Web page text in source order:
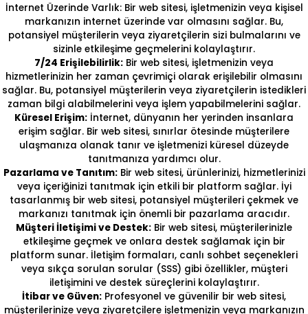
İnternet Üzerinde Varlık: Bir web sitesi, işletmenizin veya kişisel
markanızın internet üzerinde var olmasını sağlar. Bu,
potansiyel müşterilerin veya ziyaretçilerin sizi bulmalarını ve
sizinle etkileşime geçmelerini kolaylaştırır.
7/24 Erişilebilirlik: Bir web sitesi, işletmenizin veya
hizmetlerinizin her zaman çevrimiçi olarak erişilebilir olmasını
sağlar. Bu, potansiyel müşterilerin veya ziyaretçilerin istedikleri
zaman bilgi alabilmelerini veya işlem yapabilmelerini sağlar.
Küresel Erişim: İnternet, dünyanın her yerinden insanlara
erişim sağlar. Bir web sitesi, sınırlar ötesinde müşterilere
ulaşmanıza olanak tanır ve işletmenizi küresel düzeyde
tanıtmanıza yardımcı olur.
Pazarlama ve Tanıtım:Bir web sitesi, ürünlerinizi, hizmetlerinizi
veya içeriğinizi tanıtmak için etkili bir platform sağlar. İyi
tasarlanmış bir web sitesi, potansiyel müşterileri çekmek ve
markanızı tanıtmak için önemli bir pazarlama aracıdır.
Müşteri İletişimi ve Destek: Bir web sitesi, müşterilerinizle
etkileşime geçmek ve onlara destek sağlamak için bir
platform sunar. İletişim formaları, canlı sohbet seçenekleri
veya sıkça sorulan sorular (SSS) gibi özellikler, müşteri
iletişimini ve destek süreçlerini kolaylaştırır.
İtibar ve Güven: Profesyonel ve güvenilir bir web sitesi,
müşterilerinize veya ziyaretçilere işletmenizin veya markanızın